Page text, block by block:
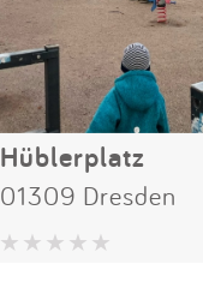
Hüblerplatz
01309 Dresden